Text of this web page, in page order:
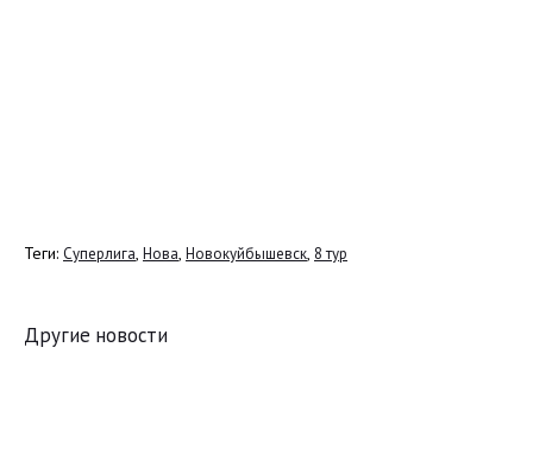
Теги: Суперлига, Нова, Новокуйбышевск, 8 тур
Другие новости